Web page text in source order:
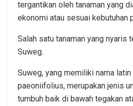
tergantikan oleh tanaman yang
ekonomi atau sesuai kebutuhan
Salah satu tanaman yang nyaris
Suweg.
Suweg, yang memiliki nama
paeoniifolius, merupakan jenis
tumbuh baik di bawah tegakan